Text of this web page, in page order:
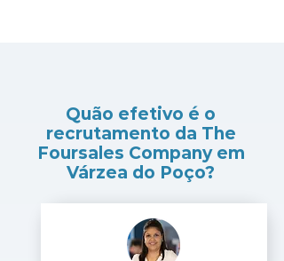
Quão efetivo é o
recrutamento da The
Foursales Company em
Várzea do Poço?